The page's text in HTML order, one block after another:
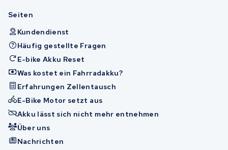
Seiten
Kundendienst
Häufig gestellte Fragen
E-bike Akku Reset
Was kostet ein Fahrradakku?
Erfahrungen Zellentausch
E-Bike Motor setzt aus
Akku lässt sich nicht mehr entnehmen
Über uns
Nachrichten